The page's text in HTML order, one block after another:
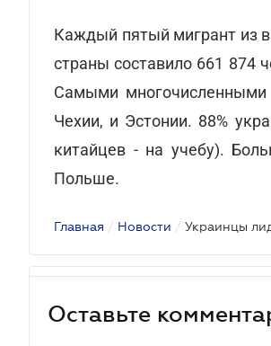
Каждый пятый мигрант из
страны составило 661 874
Самыми многочисленными
Чехии, и Эстонии. 88%
китайцев - на учебу).
Польше.
Главная / Новости / Украинцы
Оставьте